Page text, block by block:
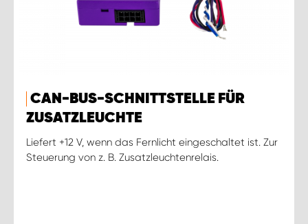
CAN-BUS-SCHNITTSTELLE FÜR
ZUSATZLEUCHTE
Liefert +12 V, wenn das Fernlicht eingeschaltet ist. Zur
Steuerung von z. B. Zusatzleuchtenrelais.